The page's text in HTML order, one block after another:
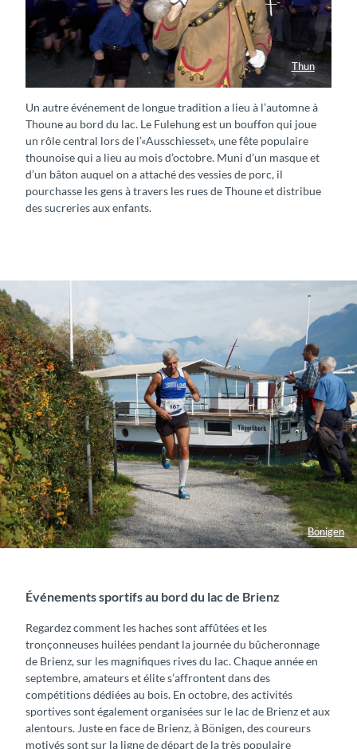
Thun
Fulehung Thun
Un autre événement de longue tradition a lieu à l’automne à
Thoune au bord du lac. Le Fulehung est un bouffon qui joue
un rôle central lors de l’«Ausschiesset», une fête populaire
thounoise qui a lieu au mois d’octobre. Muni d’un masque et
d’un bâton auquel on a attaché des vessies de porc, il
pourchasse les gens à travers les rues de Thoune et distribue
des sucreries aux enfants.
Bönigen
Événements sportifs au bord du lac de Brienz
Regardez comment les haches sont affûtées et les
tronçonneuses huilées pendant la journée du bûcheronnage
de Brienz, sur les magnifiques rives du lac. Chaque année en
septembre, amateurs et élite s’affrontent dans des
compétitions dédiées au bois. En octobre, des activités
sportives sont également organisées sur le lac de Brienz et aux
alentours. Juste en face de Brienz, à Bönigen, des coureurs
motivés sont sur la ligne de départ de la très populaire